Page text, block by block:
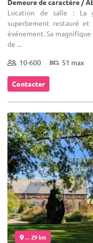
Demeure de caractère /
Location de salle : La
superbement restauré
événement. Sa
de ...
10-600 51 max
Contacter
... 29 km